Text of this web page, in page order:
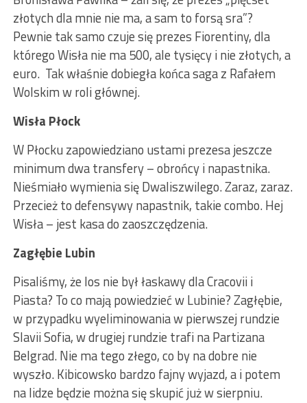
złotych dla mnie nie ma, a sam to forsą sra”?
Pewnie tak samo czuje się prezes Fiorentiny, dla
którego Wisła nie ma 500, ale tysięcy i nie złotych, a
euro. Tak właśnie dobiegła końca saga z Rafałem
Wolskim w roli głównej.
Wisła Płock
W Płocku zapowiedziano ustami prezesa jeszcze
minimum dwa transfery – obrońcy i napastnika.
Nieśmiało wymienia się Dwaliszwilego. Zaraz, zaraz.
Przecież to defensywy napastnik, takie combo. Hej
Wisła – jest kasa do zaoszczędzenia.
Zagłębie Lubin
Pisaliśmy, że los nie był łaskawy dla Cracovii i
Piasta? To co mają powiedzieć w Lubinie? Zagłębie,
w przypadku wyeliminowania w pierwszej rundzie
Slavii Sofia, w drugiej rundzie trafi na Partizana
Belgrad. Nie ma tego złego, co by na dobre nie
wyszło. Kibicowsko bardzo fajny wyjazd, a i potem
na lidze będzie można się skupić już w sierpniu.